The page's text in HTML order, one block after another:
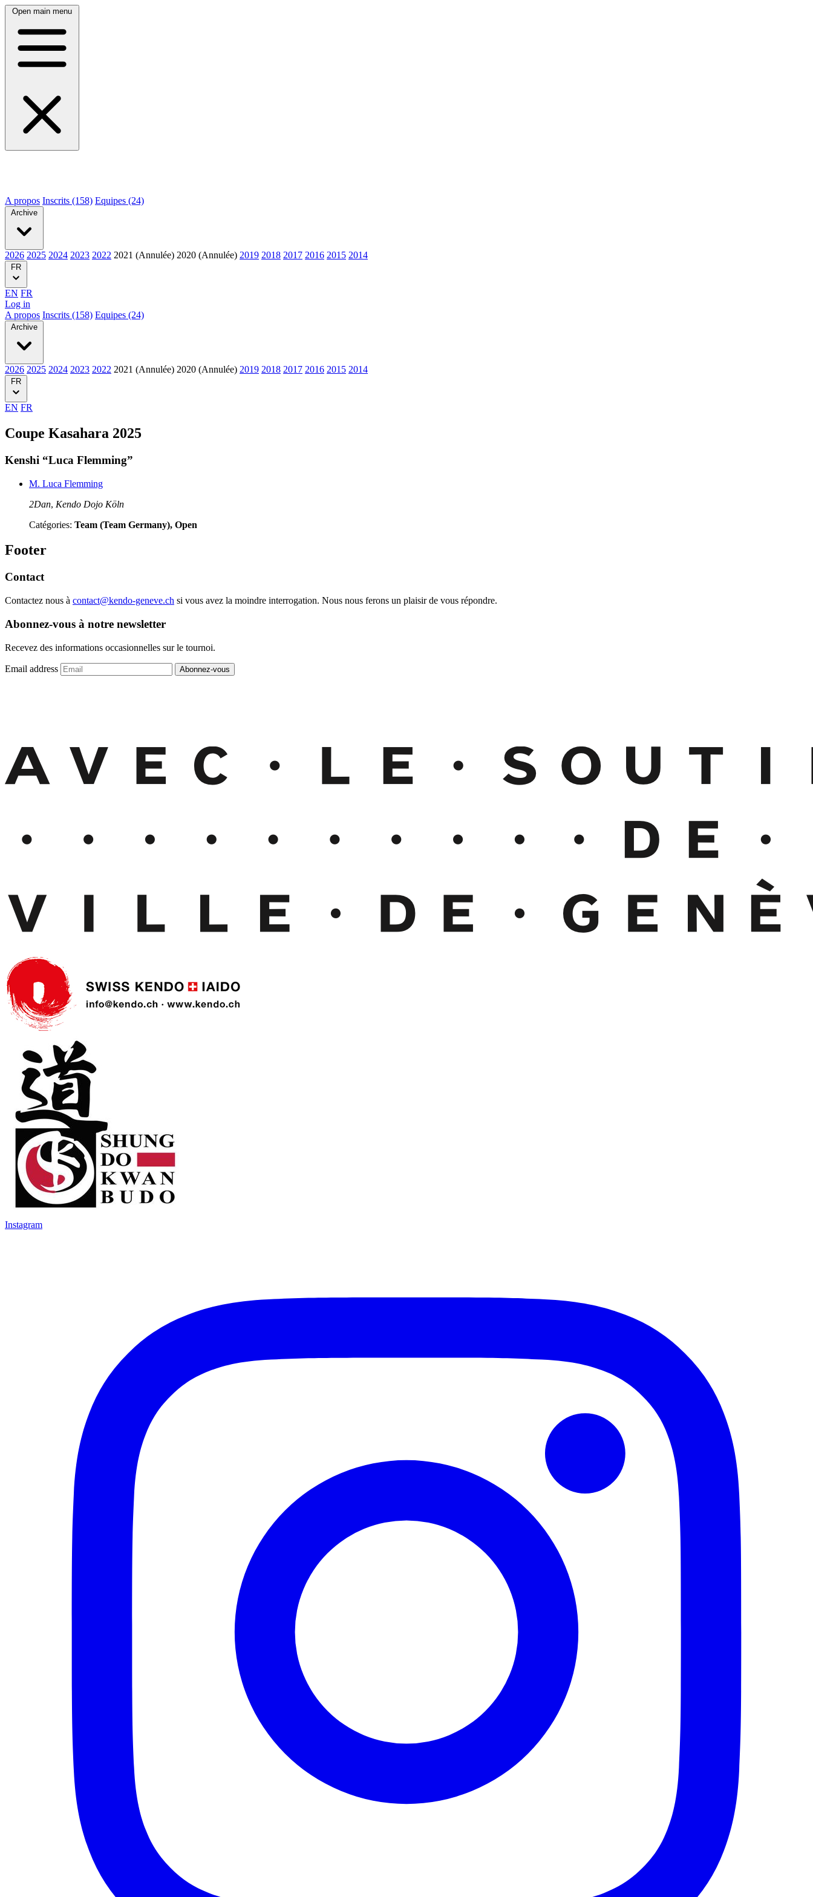
Open main menu
A propos Inscrits (158) Equipes (24)
Archive
2026 2025 2024 2023 2022 2021 (Annulée) 2020 (Annulée) 2019 2018 2017 2016 2015 2014
FR
EN FR
Log in
A propos Inscrits (158) Equipes (24)
Archive
2026 2025 2024 2023 2022 2021 (Annulée) 2020 (Annulée) 2019 2018 2017 2016 2015 2014
FR
EN FR
Coupe Kasahara 2025
Kenshi “Luca Flemming”
M. Luca Flemming
2Dan, Kendo Dojo Köln
Catégories: Team (Team Germany), Open
Footer
Contact
Contactez nous à contact@kendo-geneve.ch si vous avez la moindre interrogation. Nous nous ferons un plaisir de vous répondre.
Abonnez-vous à notre newsletter
Recevez des informations occasionnelles sur le tournoi.
Email address Abonnez-vous
Instagram